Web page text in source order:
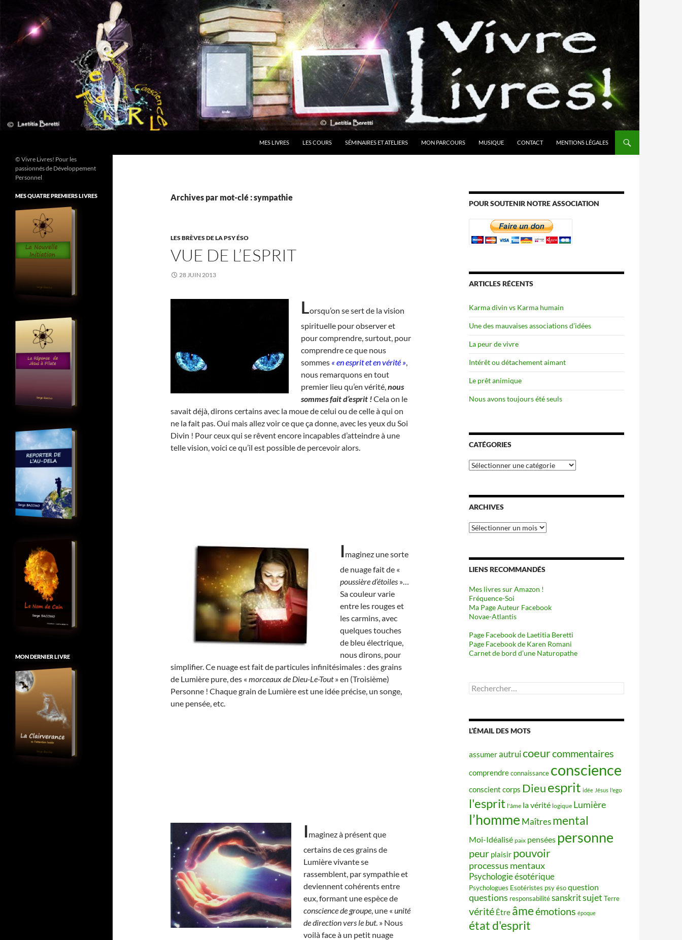
contenu
MES LIVRES LES COURS SÉMINAIRES ET ATELIERS MON PARCOURS MUSIQUE CONTACT MENTIONS LÉGALES
Archives par mot-clé : sympathie
LES BRÈVES DE LA PSY ÉSO
VUE DE L’ESPRIT
28 JUIN 2013
Lorsqu’on se sert de la vision
spirituelle pour observer et
pour comprendre, surtout, pour
comprendre ce que nous
sommes « en esprit et en vérité »,
nous remarquons en tout
premier lieu qu’en vérité,nous
sommes fait d’esprit !Cela on le
savait déjà, dirons certains avec la moue de celui ou de celle à qui on
ne la fait pas. Oui mais allez voir ce que ça donne, avec les yeux du Soi
Divin ! Pour ceux qui se rêvent encore incapables d’atteindre à une
telle vision, voici ce qu’il est possible de percevoir alors.
Imaginez une sorte
de nuage fait de «
poussière d’étoiles »…
Sa couleur varie
entre les rouges et
les carmins, avec
quelques touches
de bleu électrique,
nous dirons, pour
simplifier. Ce nuage est fait de particules infinitésimales : des grains
de Lumière pure, des « morceaux de Dieu-Le-Tout» en (Troisième)
Personne ! Chaque grain de Lumière est une idée précise, un songe,
une pensée, etc.
Imaginez à présent que
certains de ces grains de
Lumière vivante se
rassemblent, par sympathie et
deviennent cohérents entre
eux, formant une espèce de
conscience de groupe, une « unité
de direction vers le but. » Nous
voilà face à un petit nuage
POUR SOUTENIR NOTRE ASSOCIATION
ARTICLES RÉCENTS
Karma divin vs Karma humain
Une des mauvaises associations d’idées
La peur de vivre
Intérêt ou détachement aimant
Le prêt animique
Nous avons toujours été seuls
CATÉGORIES
Catégories
ARCHIVES
Archives
LIENS RECOMMANDÉS
Mes livres sur Amazon !
Fréquence-Soi
Ma Page Auteur Facebook
Novae-Atlantis
Page Facebook de Laetitia Beretti
Page Facebook de Karen Romani
Carnet de bord d’une Naturopathe
Rechercher :
L’ÉMAIL DES MOTS
assumerautruicoeurcommentaires
comprendreconnaissance conscience
conscient corps Dieuesprit idée Jésus l'ego
l'esprit l'âme la vérité logique Lumière
l’homme Maîtres mental
Moi-Idéalisé paix pensées personne
peur plaisir pouvoir
processus mentaux
Psychologie ésotérique
Psychologues Esotéristes psy ésoquestion
questions responsabilitésanskritsujet Terre
vérité Être âmeémotions époque
état d'esprit
© Vivre Livres! Pour les
passionnés de Développement
Personnel
MES QUATRE PREMIERS LIVRES
MON DERNIER LIVRE